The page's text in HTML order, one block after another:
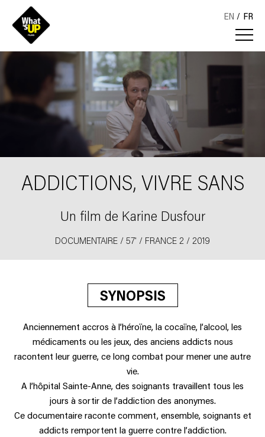
EN FR
ADDICTIONS, VIVRE SANS
Un film de Karine Dusfour
DOCUMENTAIRE / 57' / FRANCE 2 / 2019
SYNOPSIS
Anciennement accros à l’héroïne, la cocaïne, l’alcool, les
médicaments ou les jeux, des anciens addicts nous
racontent leur guerre, ce long combat pour mener une autre
vie.
A l’hôpital Sainte-Anne, des soignants travaillent tous les
jours à sortir de l’addiction des anonymes.
Ce documentaire raconte comment, ensemble, soignants et
addicts remportent la guerre contre l’addiction.